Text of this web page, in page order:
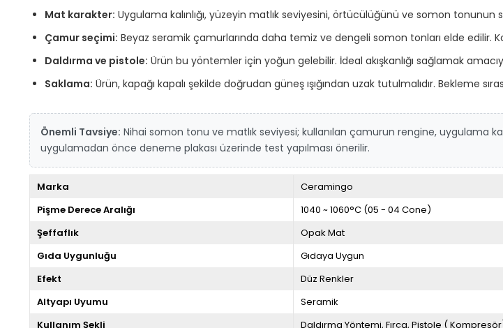
Mat karakter: Uygulama kalınlığı, yüzeyin matlık seviyesini, örtücülüğünü ve somon tonunun
Çamur seçimi: Beyaz seramik çamurlarında daha temiz ve dengeli somon tonları elde edilir.
Daldırma ve pistole: Ürün bu yöntemler için yoğun gelebilir. İdeal akışkanlığı sağlamak
Saklama: Ürün, kapağı kapalı şekilde doğrudan güneş ışığından uzak tutulmalıdır. Bekleme
Önemli Tavsiye: Nihai somon tonu ve matlık seviyesi; kullanılan çamurun rengine, uygulama
uygulamadan önce deneme plakası üzerinde test yapılması önerilir.
Marka
Ceramingo
Pişme Derece Aralığı
1040 ~ 1060°C (05 - 04 Cone)
Şeffaflık
Opak Mat
Gıda Uygunluğu
Gıdaya Uygun
Efekt
Düz Renkler
Altyapı Uyumu
Seramik
Kullanım Şekli
Daldırma Yöntemi Fırça Pistole (